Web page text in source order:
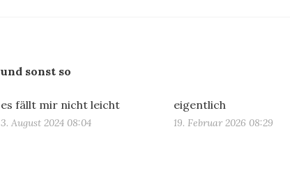
und sonst so
es fällt mir nicht leicht
3. August 2024 08:04
eigentlich
19. Februar 2026 08:29